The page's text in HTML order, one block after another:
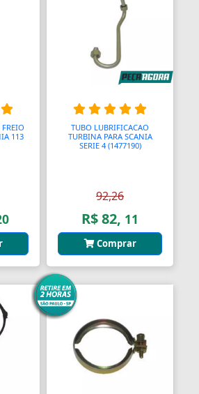
Bebês
113
TUBO LUBRIFICACAO
TURBINA PARA SCANIA
SERIE 4 (1477190)
92,26
R$ 82, 11
Comprar